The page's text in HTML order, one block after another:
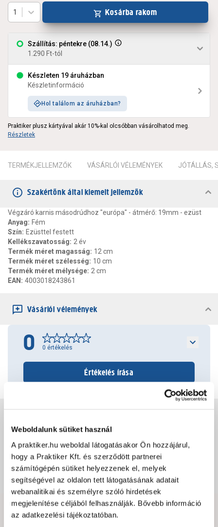
Weboldalunk sütiket használ
A praktiker.hu weboldal látogatásakor Ön hozzájárul,
hogy a Praktiker Kft. és szerződött partnerei
számítógépén sütiket helyezzenek el, melyek
segítségével az oldalon tett látogatásának adatait
webanalitikai és személyre szóló hirdetések
megjelenítése céljából felhasználják. Bővebb információ
az adatkezelési tájékoztatóban.
Szállítás: péntekre (08.14.)
1.290 Ft-tól
Készleten 19 áruházban
Készletinformáció
Hol találom az áruházban?
1 Kosárba rakom
Praktiker plusz kártyával akár 10%-kal olcsóbban vásárolhatod meg.
Részletek
TERMÉKJELLEMZŐK VÁSÁRLÓI VÉLEMÉNYEK JÓTÁLLÁS,
Szakértőnk által kiemelt jellemzők
Végzáró karnis másodrúdhoz "európa" - átmérő: 19mm - ezüst
Anyag: Fém
Szín: Ezüsttel festett
Kellékszavatosság: 2 év
Termék méret magasság: 12 cm
Termék méret szélesség: 10 cm
Termék méret mélysége: 2 cm
EAN : 4003018243861
Vásárlói vélemények
0 0 értékelés
Értékelés írása
Csomagolási és súly információk
Dokumentumok, felelős személy
Hibát találtál az oldalon vagy a termék leírásában?